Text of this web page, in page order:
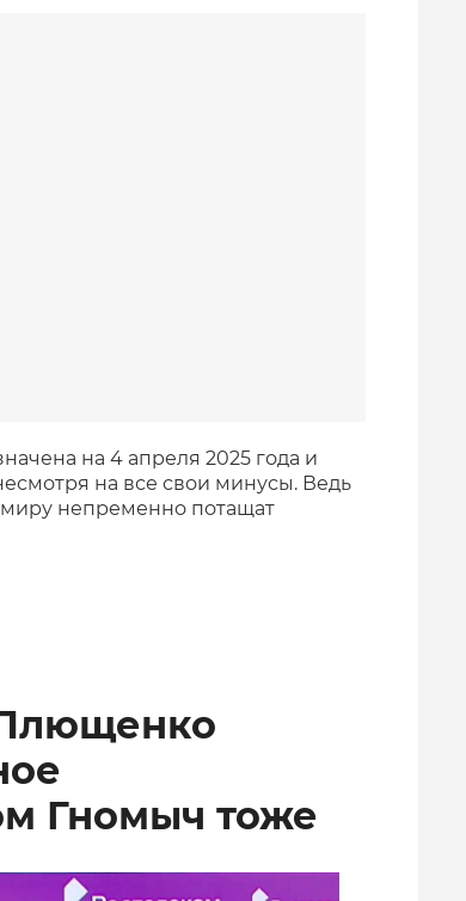
на 4 апреля 2025 года и
на все свои минусы. Ведь
непременно потащат
Гномыч тоже